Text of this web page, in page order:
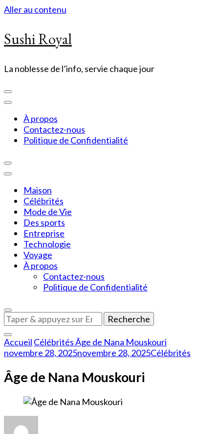
Aller au contenu
Sushi Royal
La noblesse de l’info, servie chaque jour
À propos
Contactez-nous
Politique de Confidentialité
Maison
Célébrités
Mode de Vie
Des sports
Entreprise
Technologie
Voyage
À propos
Contactez-nous
Politique de Confidentialité
Vous
recherchiez
quelque
chose
?
Accueil CélébritésÂge de Nana Mouskouri
novembre 28, 2025novembre 28, 2025Célébrités
Âge de Nana Mouskouri